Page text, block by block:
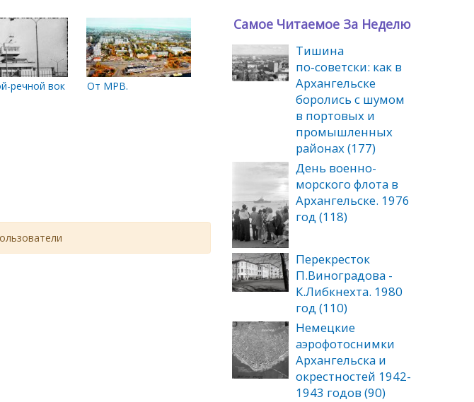
речной вокзал и железнодорожный мост
От МРВ.
Самое Читаемое За Неделю
Тишина
по‑советски: как в
Архангельске
боролись с шумом
в портовых и
промышленных
районах (177)
День военно-
морского флота в
Архангельске. 1976
год (118)
Перекресток
П.Виноградова -
К.Либкнехта. 1980
год (110)
Немецкие
аэрофотоснимки
Архангельска и
окрестностей 1942-
1943 годов (90)